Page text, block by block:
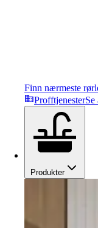
Finn nærmeste
ProfftjenesterSe
Produkter